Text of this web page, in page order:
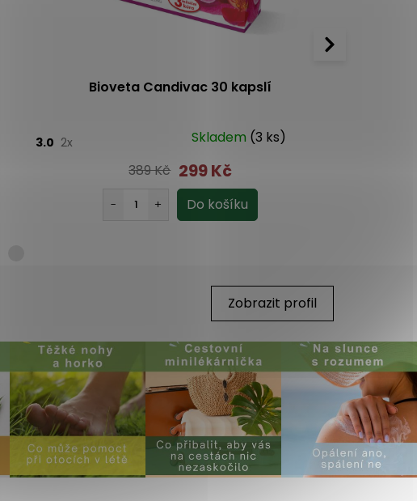
Bioveta Candivac 30 kapslí
3.0 2x Skladem (3 ks)
389 Kč 299 Kč
Zobrazit profil